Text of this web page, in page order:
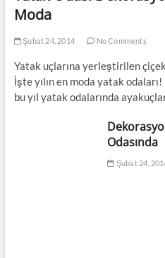
Moda
Şubat 24, 2014 No Comments
Yatak uçlarına yerleştirilen
İşte yılın en moda yatak odaları!
bu yıl yatak odalarında
Odasında
Şubat 24,